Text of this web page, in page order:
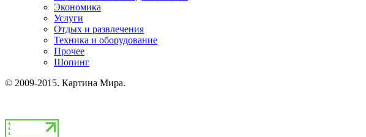
Экономика
Услуги
Отдых и развлечения
Техника и оборудование
Прочее
Шопинг
© 2009-2015. Картина Мира.